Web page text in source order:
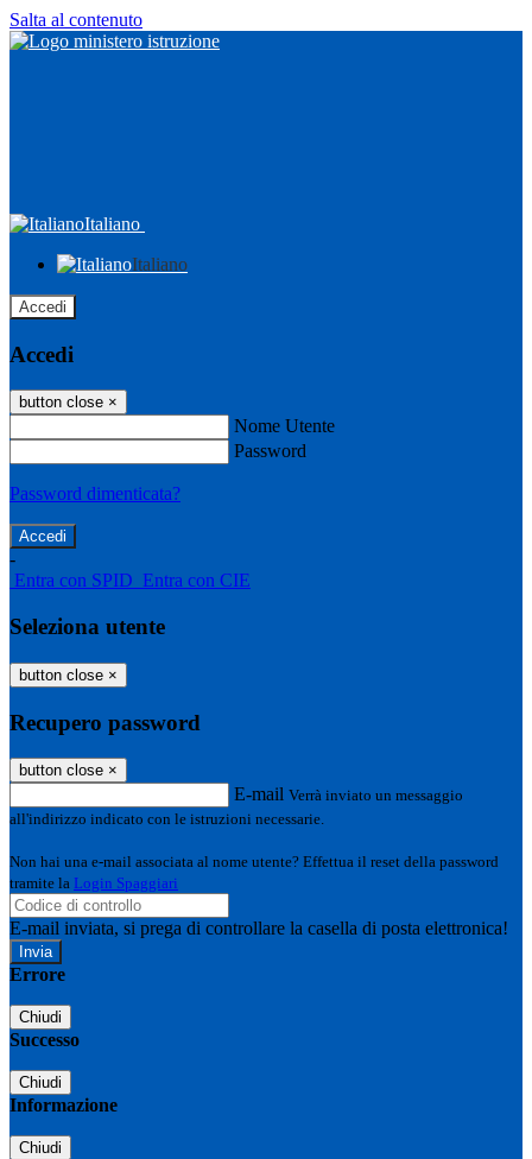
Salta al contenuto
Italiano
Italiano
Accedi
Accedi
button close ×
Nome Utente
Password
Password dimenticata?
-
Entra con SPID Entra con CIE
Seleziona utente
button close ×
Recupero password
button close ×
E-mail Verrà inviato un messaggio
all'indirizzo indicato con le istruzioni necessarie.
Non hai una e-mail associata al nome utente? Effettua il reset della password
tramite la Login Spaggiari
E-mail inviata, si prega di controllare la casella di posta elettronica!
Errore
Chiudi
Successo
Chiudi
Informazione
Chiudi